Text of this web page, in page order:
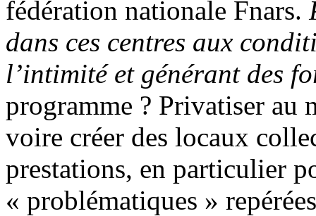
fédération nationale Fnars.
dans ces centres aux
l’intimité et générant des
programme ? Privatiser au
voire créer des locaux
prestations, en particulier
« problématiques »